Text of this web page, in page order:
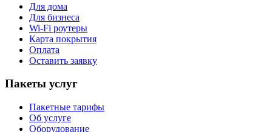
Для дома
Для бизнеса
Wi-Fi роутеры
Карта покрытия
Оплата
Оставить заявку
Пакеты услуг
Пакетные тарифы
Об услуге
Оборудование